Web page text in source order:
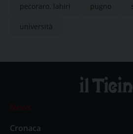
pecoraro. lahiri pugno
università
News
Cronaca